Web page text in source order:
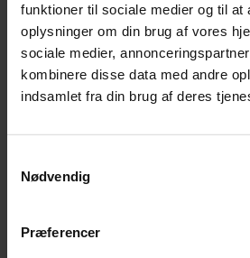
funktioner til sociale medier og til
oplysninger om din brug af vores
sociale medier,
kombinere disse data med andre
indsamlet fra din brug af deres
Nødvendig
Præferencer
Marsvinebur
Løbegård
Overdækning løbegård
Indretning til bure